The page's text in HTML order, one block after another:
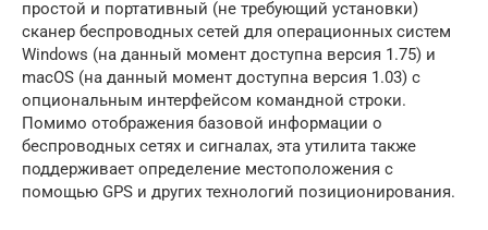
простой и портативный (не требующий установки)
сканер беспроводных сетей для операционных систем
Windows (на данный момент доступна версия 1.75) и
macOS (на данный момент доступна версия 1.03) с
опциональным интерфейсом командной строки.
Помимо отображения базовой информации о
беспроводных сетях и сигналах, эта утилита также
поддерживает определение местоположения с
помощью GPS и других технологий позиционирования.